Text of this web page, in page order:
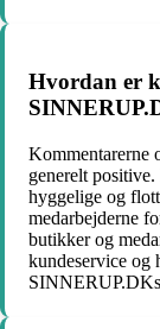
Hvordan er
Kommentarerne
generelt
hyggelige og
medarbejderne
butikker og
kundeservice og